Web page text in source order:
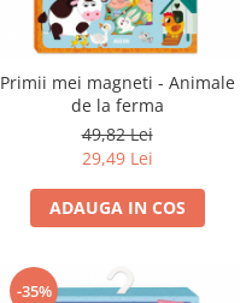
Primii mei magneti - Animale
de la ferma
49,82 Lei
29,49 Lei
ADAUGA IN COS
-35%